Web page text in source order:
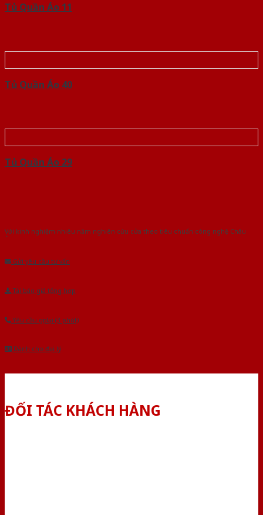
Tủ Quần Áo 11
Tủ Quần Áo 40
Tủ Quần Áo 29
Với kinh nghiệm nhiêu năm nghiên cứu cửa theo tiêu chuẩn công nghệ Châu
Âu.Chúng tôi tự tin là nhà sản xuất & cung cấp hàng đầu tại Việt Nam!
Gửi yêu cầu tư vấn
Tải báo giá tổng hợp
Yêu cầu gọi lại (3 phút)
Dành cho đại lý
ĐỐI TÁC KHÁCH HÀNG